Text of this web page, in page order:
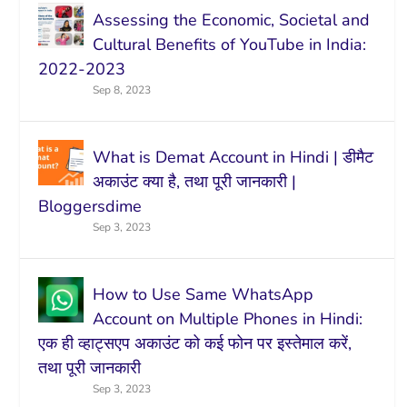
Assessing the Economic, Societal and
Cultural Benefits of YouTube in India:
2022-2023
Sep 8, 2023
What is Demat Account in Hindi | डीमैट
अकाउंट क्या है, तथा पूरी जानकारी |
Bloggersdime
Sep 3, 2023
How to Use Same WhatsApp
Account on Multiple Phones in Hindi:
एक ही व्हाट्सएप अकाउंट को कई फोन पर इस्तेमाल करें,
तथा पूरी जानकारी
Sep 3, 2023